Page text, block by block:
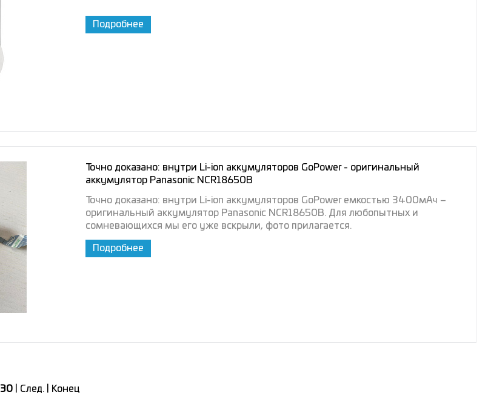
Подробнее
Точно доказано: внутри Li-ion аккумуляторов GoPower - оригинальный
аккумулятор Panasonic NCR18650B
Точно доказано: внутри Li-ion аккумуляторов GoPower емкостью 3400мАч –
оригинальный аккумулятор Panasonic NCR18650B. Для любопытных и
сомневающихся мы его уже вскрыли, фото прилагается.
Подробнее
30 | След. | Конец